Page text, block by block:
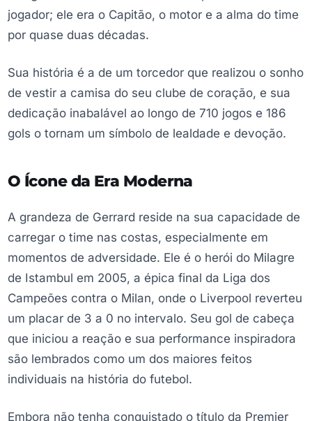
jogador; ele era o Capitão, o motor e a alma do time
por quase duas décadas.
Sua história é a de um torcedor que realizou o sonho
de vestir a camisa do seu clube de coração, e sua
dedicação inabalável ao longo de 710 jogos e 186
gols o tornam um símbolo de lealdade e devoção.
O Ícone da Era Moderna
A grandeza de Gerrard reside na sua capacidade de
carregar o time nas costas, especialmente em
momentos de adversidade. Ele é o herói do Milagre
de Istambul em 2005, a épica final da Liga dos
Campeões contra o Milan, onde o Liverpool reverteu
um placar de 3 a 0 no intervalo. Seu gol de cabeça
que iniciou a reação e sua performance inspiradora
são lembrados como um dos maiores feitos
individuais na história do futebol.
Embora não tenha conquistado o título da Premier